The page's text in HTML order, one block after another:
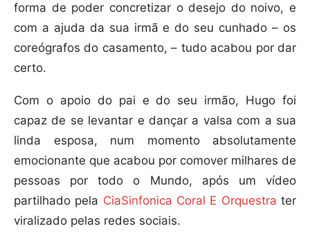
forma de poder concretizar o desejo do noivo, e
com a ajuda da sua irmã e do seu cunhado – os
coreógrafos do casamento, – tudo acabou por dar
certo.
Com o apoio do pai e do seu irmão, Hugo foi
capaz de se levantar e dançar a valsa com a sua
linda esposa, num momento absolutamente
emocionante que acabou por comover milhares de
pessoas por todo o Mundo, após um vídeo
partilhado pela CiaSinfonica Coral E Orquestra ter
viralizado pelas redes sociais.